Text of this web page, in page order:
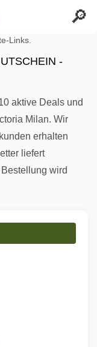
Links.
-
aktive Deals und
Milan. Wir
erhalten
liefert
wird